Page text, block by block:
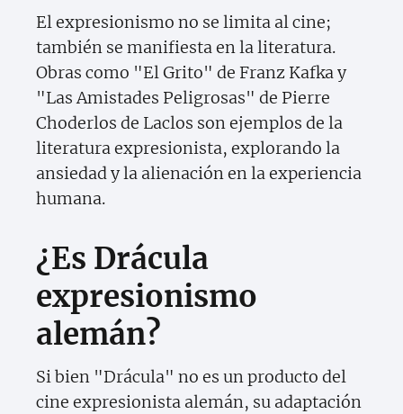
El expresionismo no se limita al cine;
también se manifiesta en la literatura.
Obras como "El Grito" de Franz Kafka y
"Las Amistades Peligrosas" de Pierre
Choderlos de Laclos son ejemplos de la
literatura expresionista, explorando la
ansiedad y la alienación en la experiencia
humana.
¿Es Drácula
expresionismo
alemán?
Si bien "Drácula" no es un producto del
cine expresionista alemán, su adaptación